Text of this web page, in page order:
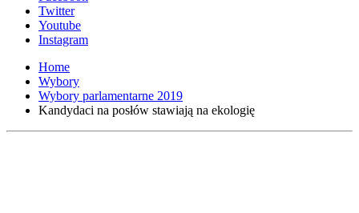
Twitter
Youtube
Instagram
Home
Wybory
Wybory parlamentarne 2019
Kandydaci na posłów stawiają na ekologię